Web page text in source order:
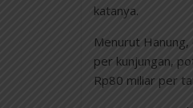
katanya.
Menurut
per kunjungan,
Rp80 miliar per